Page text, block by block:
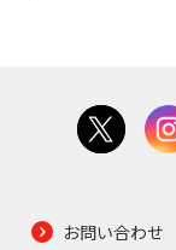
お問い合わせ